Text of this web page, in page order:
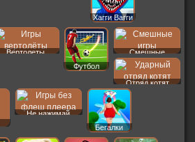
Хагги Вагги
Вертолеты
Футбол
Смешные
Отряд котят
Не нажимай
Бегалки